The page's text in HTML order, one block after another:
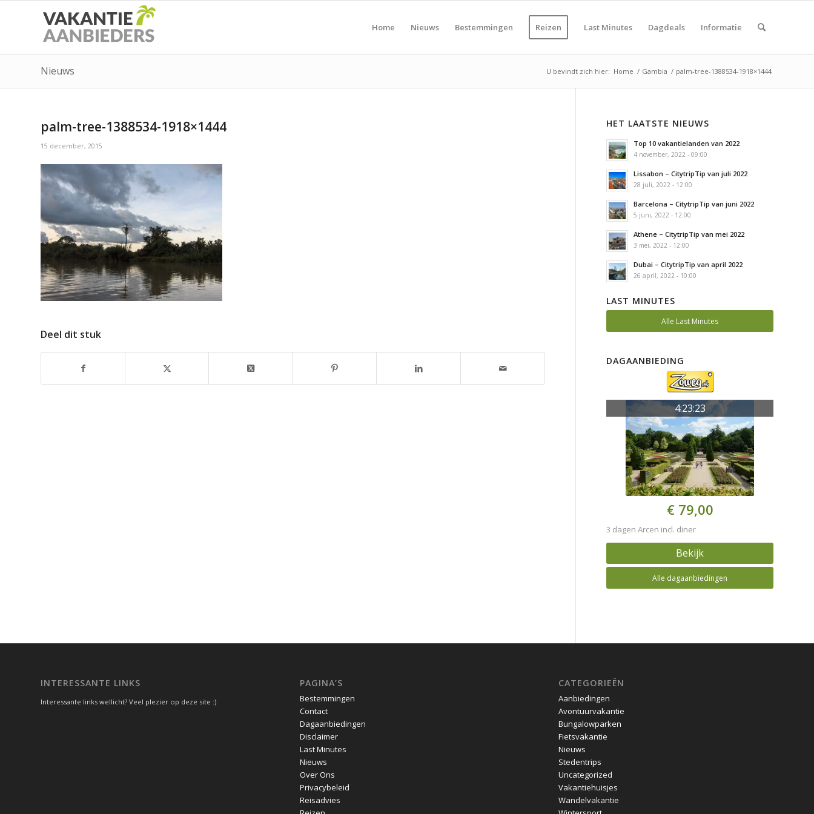
Home Nieuws Bestemmingen Reizen Last Minutes Dagdeals Informatie
Nieuws U bevindt zich hier: Home / Gambia / palm-tree-1388534-1918×1444
palm-tree-1388534-1918×1444
15 december, 2015
Deel dit stuk
HET LAATSTE NIEUWS
Top 10 vakantielanden van 2022
4 november, 2022 - 09:00
Lissabon – CitytripTip van juli 2022
28 juli, 2022 - 12:00
Barcelona – CitytripTip van juni 2022
5 juni, 2022 - 12:00
Athene – CitytripTip van mei 2022
3 mei, 2022 - 12:00
Dubai – CitytripTip van april 2022
26 april, 2022 - 10:00
LAST MINUTES
Alle Last Minutes
DAGAANBIEDING
4:23:23
€ 79,00
3 dagen Arcen incl. diner
Bekijk
Alle dagaanbiedingen
INTERESSANTE LINKS
Interessante links wellicht? Veel plezier op deze site :)
PAGINA’S
Bestemmingen
Contact
Dagaanbiedingen
Disclaimer
Last Minutes
Nieuws
Over Ons
Privacybeleid
Reisadvies
CATEGORIEËN
Aanbiedingen
Avontuurvakantie
Bungalowparken
Fietsvakantie
Nieuws
Stedentrips
Uncategorized
Vakantiehuisjes
Wandelvakantie